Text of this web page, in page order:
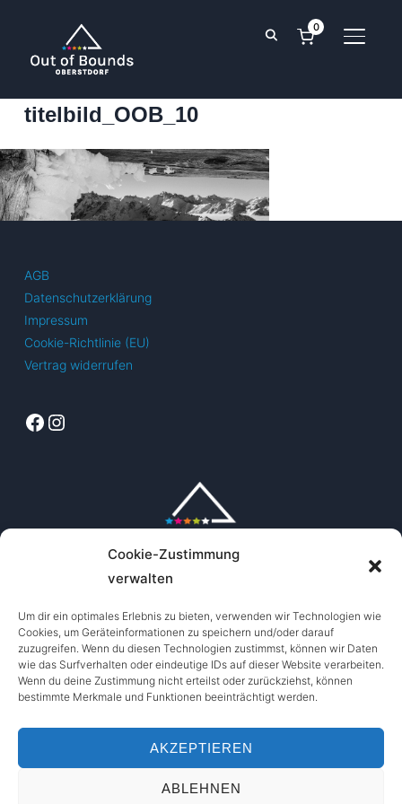
Cookie-Zustimmung
verwalten
Um dir ein optimales Erlebnis zu bieten, verwenden wir Technologien wie
Cookies, um Geräteinformationen zu speichern und/oder darauf
zuzugreifen. Wenn du diesen Technologien zustimmst, können wir Daten
wie das Surfverhalten oder eindeutige IDs auf dieser Website verarbeiten.
Wenn du deine Zustimmung nicht erteilst oder zurückziehst, können
bestimmte Merkmale und Funktionen beeinträchtigt werden.
AKZEPTIEREN
ABLEHNEN
0
titelbild_OOB_10
AGB
Datenschutzerklärung
Impressum
Cookie-Richtlinie (EU)
Vertrag widerrufen
Facebook
Instagram
Copyright © 2026 Out of Bounds Oberstdorf